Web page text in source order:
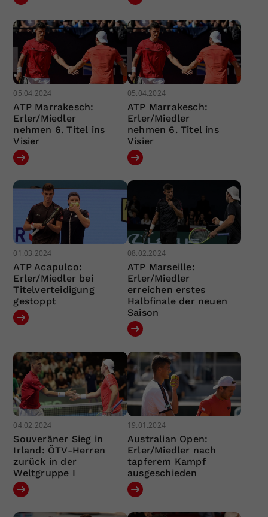
05.04.2024
ATP Marrakesch:
Erler/Miedler
nehmen 6. Titel ins
Visier
05.04.2024
ATP Marrakesch:
Erler/Miedler
nehmen 6. Titel ins
Visier
01.03.2024
ATP Acapulco:
Erler/Miedler bei
Titelverteidigung
gestoppt
08.02.2024
ATP Marseille:
Erler/Miedler
erreichen erstes
Halbfinale der neuen
Saison
04.02.2024
Souveräner Sieg in
Irland: ÖTV-Herren
zurück in der
Weltgruppe I
19.01.2024
Australian Open:
Erler/Miedler nach
tapferem Kampf
ausgeschieden